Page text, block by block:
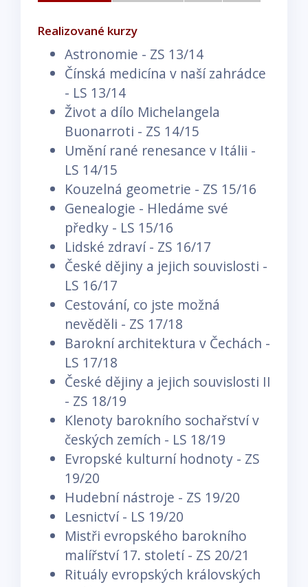
Realizované kurzy
Astronomie - ZS 13/14
Čínská medicína v naší zahrádce
- LS 13/14
Život a dílo Michelangela
Buonarroti - ZS 14/15
Umění rané renesance v Itálii -
LS 14/15
Kouzelná geometrie - ZS 15/16
Genealogie - Hledáme své
předky - LS 15/16
Lidské zdraví - ZS 16/17
České dějiny a jejich souvislosti -
LS 16/17
Cestování, co jste možná
nevěděli - ZS 17/18
Barokní architektura v Čechách -
LS 17/18
České dějiny a jejich souvislosti II
- ZS 18/19
Klenoty barokního sochařství v
českých zemích - LS 18/19
Evropské kulturní hodnoty - ZS
19/20
Hudební nástroje - ZS 19/20
Lesnictví - LS 19/20
Mistři evropského barokního
malířství 17. století - ZS 20/21
Rituály evropských královských